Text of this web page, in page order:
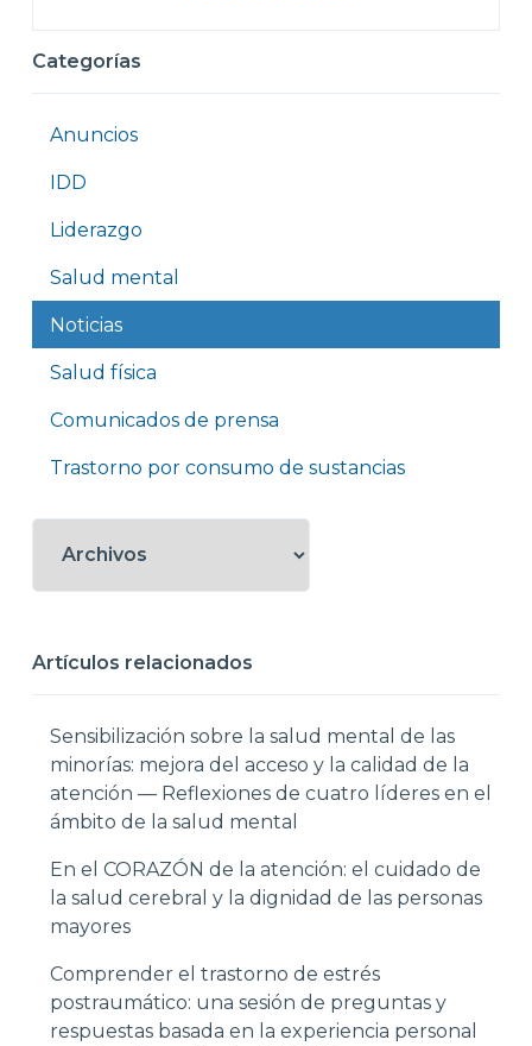
Categorías
Anuncios
IDD
Liderazgo
Salud mental
Noticias
Salud física
Comunicados de prensa
Trastorno por consumo de sustancias
Artículos relacionados
Sensibilización sobre la salud mental de las
minorías: mejora del acceso y la calidad de la
atención — Reflexiones de cuatro líderes en el
ámbito de la salud mental
En el CORAZÓN de la atención: el cuidado de
la salud cerebral y la dignidad de las personas
mayores
Comprender el trastorno de estrés
postraumático: una sesión de preguntas y
respuestas basada en la experiencia personal